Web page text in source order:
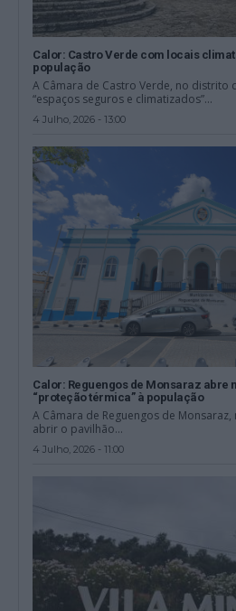
Calor: Castro Verde com locais
população
A Câmara de Castro Verde, no distrito
“espaços seguros e climatizados”...
4 Julho, 2026 - 13:00
Calor: Reguengos de Monsaraz abre
“proteção térmica” à população
A Câmara de Reguengos de
abrir o pavilhão...
4 Julho, 2026 - 11:00